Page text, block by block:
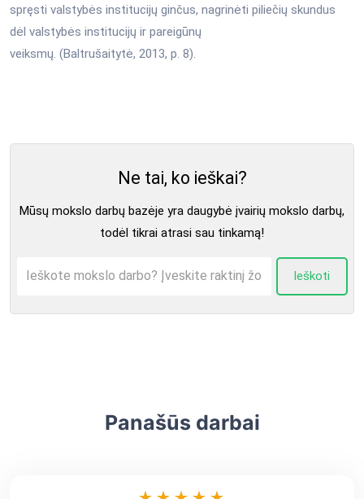
spręsti valstybės institucijų ginčus, nagrinėti piliečių skundus
dėl valstybės institucijų ir pareigūnų
veiksmų. (Baltrušaitytė, 2013, p. 8).
Ne tai, ko ieškai?
Mūsų mokslo darbų bazėje yra daugybė įvairių mokslo darbų,
todėl tikrai atrasi sau tinkamą!
Ieškoti
Panašūs darbai